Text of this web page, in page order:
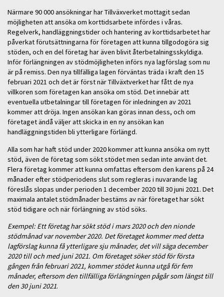
Närmare 90 000 ansökningar har Tillväxverket mottagit sedan
möjligheten att ansöka om korttidsarbete infördes i våras.
Regelverk, handläggningstider och hantering av korttidsarbetet har
påverkat förutsättningarna för företagen att kunna tillgodogöra sig
stöden, och en del företag har även blivit återbetalningsskyldiga.
Inför förlängningen av stödmöjligheten införs nya lagförslag som nu
är på remiss. Den nya tillfälliga lagen förväntas träda i kraft den 15
februari 2021 och det är först när Tillväxtverket har fått de nya
villkoren som företagen kan ansöka om stöd. Det innebär att
eventuella utbetalningar till företagen för inledningen av 2021
kommer att dröja. Ingen ansökan kan göras innan dess, och om
företaget ändå väljer att skicka in en ny ansökan kan
handläggningstiden bli ytterligare förlängd.
Alla som har haft stöd under 2020 kommer att kunna ansöka om nytt
stöd, även de företag som sökt stödet men sedan inte använt det.
Flera företag kommer att kunna omfattas eftersom den karens på 24
månader efter stödperiodens slut som regleras i nuvarande lag
föreslås slopas under perioden 1 december 2020 till 30 juni 2021. Det
maximala antalet stödmånader bestäms av när företaget har sökt
stöd tidigare och när förlängning av stöd söks.
Exempel: Ett företag har sökt stöd i mars 2020 och den nionde
stödmånad var november 2020. Det företaget kommer med detta
lagförslag kunna få ytterligare sju månader, det vill säga december
2020 till och med juni 2021. Om företaget söker stöd för första
gången från februari 2021, kommer stödet kunna utgå för fem
månader, eftersom den tillfälliga förlängningen pågår som längst till
den 30 juni 2021.